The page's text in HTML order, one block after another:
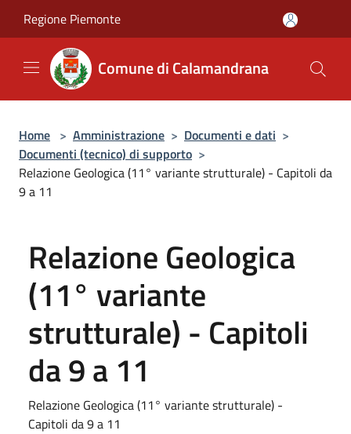
Regione Piemonte
Comune di Calamandrana
Home > Amministrazione > Documenti e dati >
Documenti (tecnico) di supporto >
Relazione Geologica (11° variante strutturale) - Capitoli da
9 a 11
Relazione Geologica
(11° variante
strutturale) - Capitoli
da 9 a 11
Relazione Geologica (11° variante strutturale) -
Capitoli da 9 a 11